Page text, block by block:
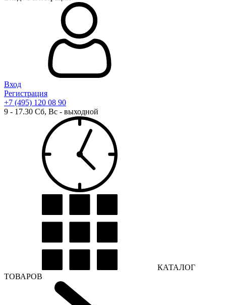
Вход
Регистрация
+7 (495) 120 08 90
9 - 17.30 Сб, Вс - выходной
КАТАЛОГ
ТОВАРОВ